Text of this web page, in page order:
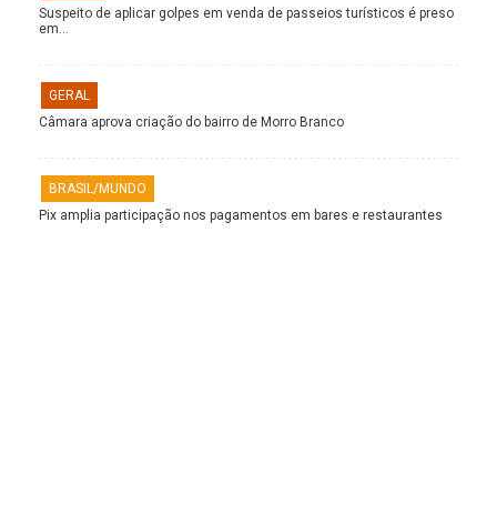
Suspeito de aplicar golpes em venda de passeios turísticos é preso
em…
GERAL
Câmara aprova criação do bairro de Morro Branco
BRASIL/MUNDO
Pix amplia participação nos pagamentos em bares e restaurantes